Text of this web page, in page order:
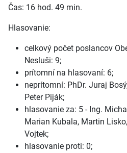
Čas: 16 hod. 49 min.
Hlasovanie:
celkový počet poslancov
Nesluši: 9;
prítomní na hlasovaní: 6;
neprítomní: PhDr. Juraj
Peter Piják;
hlasovanie za: 5 - Ing.
Marian Kubala, Martin
Vojtek;
hlasovanie proti: 0;